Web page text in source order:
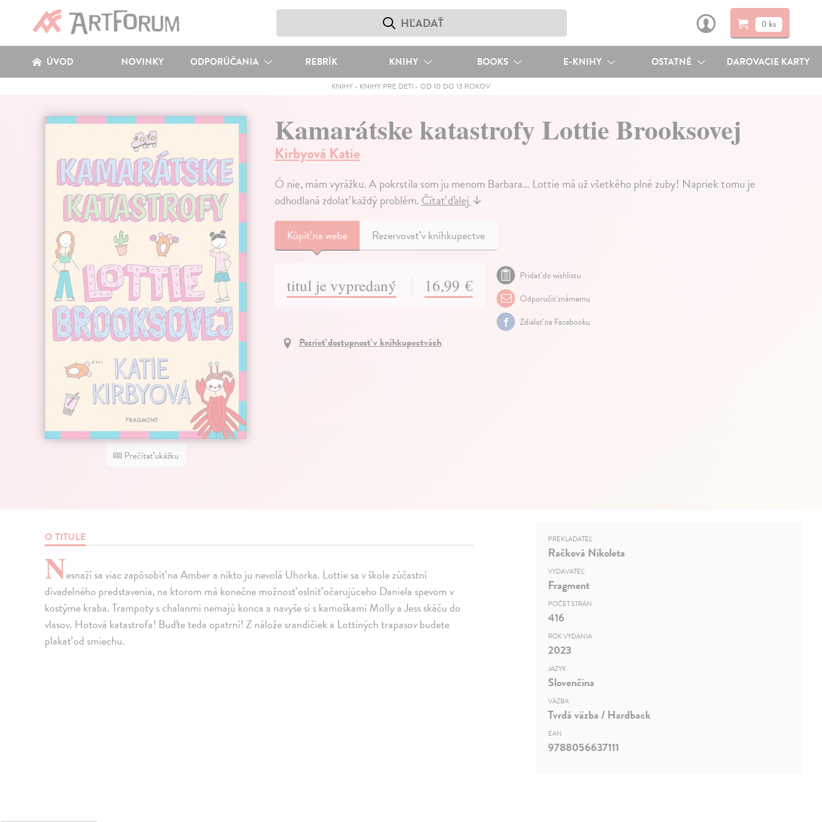
0 ks
ÚVOD NOVINKY ODPORÚČANIA REBRÍK KNIHY BOOKS E-KNIHY OSTATNÉ DAROVACIE KARTY
KNIHY- KNIHY PRE DETI - OD 10 DO 13 ROKOV
Prečítať ukážku
Kamarátske katastrofy Lottie Brooksovej
Kirbyová Katie
Ó nie, mám vyrážku. A pokrstila som ju menom Barbara… Lottie má už všetkého plné zuby! Napriek tomu je
odhodlaná zdolať každý problém.Čítať ďalej↓
Kúpiťna webe Rezervovať v kníhkupectve
titul je vypredaný 16,99 €
Pridať do wishlistu
Odporučiť známemu
Zdielať na Facebooku
Pozrieť dostupnosť v kníhkupectvách
O TITULE
Nesnaží sa viac zapôsobiť na Amber a nikto ju nevolá Uhorka. Lottie sa v škole zúčastní
divadelného predstavenia, na ktorom má konečne možnosť oslniť očarujúceho Daniela spevom v
kostýme kraba. Trampoty s chalanmi nemajú konca a navyše si s kamoškami Molly a Jess skáču do
vlasov. Hotová katastrofa! Buďte teda opatrní! Z nálože srandičiek a Lottiných trapasov budete
plakať od smiechu.
PREKLADATEĽ
Račková Nikoleta
VYDAVATEĽ
Fragment
POČET STRÁN
416
ROK VYDANIA
2023
JAZYK
Slovenčina
VÄZBA
Tvrdá väzba / Hardback
EAN
9788056637111